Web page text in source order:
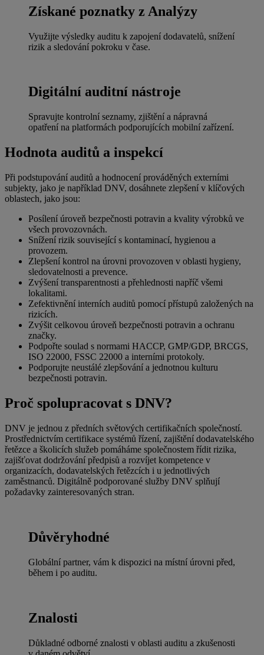
Získané poznatky z Analýzy
Využijte výsledky auditu k zapojení dodavatelů, snížení
rizik a sledování pokroku v čase.
Digitální auditní nástroje
Spravujte kontrolní seznamy, zjištění a nápravná
opatření na platformách podporujících mobilní zařízení.
Hodnota auditů a inspekcí
Při podstupování auditů a hodnocení prováděných externími
subjekty, jako je například DNV, dosáhnete zlepšení v klíčových
oblastech, jako jsou:
Posílení úroveň bezpečnosti potravin a kvality výrobků ve
všech provozovnách.
Snížení rizik související s kontaminací, hygienou a
provozem.
Zlepšení kontrol na úrovni provozoven v oblasti hygieny,
sledovatelnosti a prevence.
Zvýšení transparentnosti a přehlednosti napříč všemi
lokalitami.
Zefektivnění interních auditů pomocí přístupů založených na
rizicích.
Zvýšit celkovou úroveň bezpečnosti potravin a ochranu
značky.
Podpořte soulad s normami HACCP, GMP/GDP, BRCGS,
ISO 22000, FSSC 22000 a interními protokoly.
Podporujte neustálé zlepšování a jednotnou kulturu
bezpečnosti potravin.
Proč spolupracovat s DNV?
DNV je jednou z předních světových certifikačních společností.
Prostřednictvím certifikace systémů řízení, zajištění dodavatelského
řetězce a školicích služeb pomáháme společnostem řídit rizika,
zajišťovat dodržování předpisů a rozvíjet kompetence v
organizacích, dodavatelských řetězcích i u jednotlivých
zaměstnanců. Digitálně podporované služby DNV splňují
požadavky zainteresovaných stran.
Důvěryhodné
Globální partner, vám k dispozici na místní úrovni před,
během i po auditu.
Znalosti
Důkladné odborné znalosti v oblasti auditu a zkušenosti